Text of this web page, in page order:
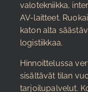
valotekniikka,
AV-laitteet.
katon alta
logistiikkaa.
Hinnoittelussa
sisältävät tilan
tarjoilupalvelut.